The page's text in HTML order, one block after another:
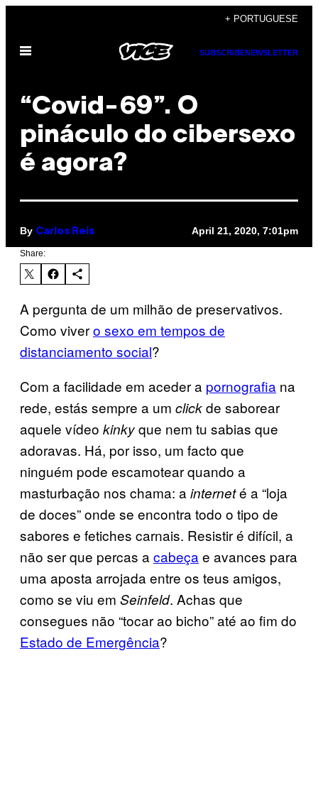
content
+ PORTUGUESE
Open
SUBSCRIBENEWSLETTER
“Covid-69”. O
pináculo do cibersexo
é agora?
By Carlos Reis April 21, 2020, 7:01pm
Share:
A pergunta de um milhão de preservativos.
Como vivero sexo em tempos de
distanciamento social?
Com a facilidade em aceder a pornografia na
rede, estás sempre a um clickde saborear
aquele vídeo kinkyque nem tu sabias que
adoravas. Há, por isso, um facto que
ninguém pode escamotear quando a
masturbação nos chama: a interneté a “loja
de doces” onde se encontra todo o tipo de
sabores e fetiches carnais. Resistir é difícil, a
não ser que percas a cabeça e avances para
uma aposta arrojada entre os teus amigos,
como se viu em Seinfeld. Achas que
consegues não “tocar ao bicho” até ao fim do
Estado de Emergência?